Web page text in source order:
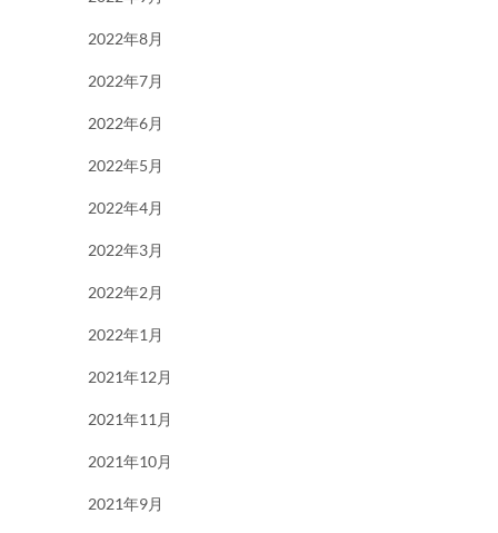
2022年8月
2022年7月
2022年6月
2022年5月
2022年4月
2022年3月
2022年2月
2022年1月
2021年12月
2021年11月
2021年10月
2021年9月